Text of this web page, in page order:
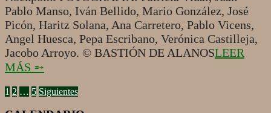
Pablo Manso, Iván Bellido, Mario González, José
Picón, Haritz Solana, Ana Carretero, Pablo Vicens,
Angel Huesca, Pepa Escribano, Verónica Castilleja,
Jacobo Arroyo. © BASTIÓN DE ALANOSLEER
MÁS ➵
PAGINACIÓN
DE
1 2 … 5 Siguientes